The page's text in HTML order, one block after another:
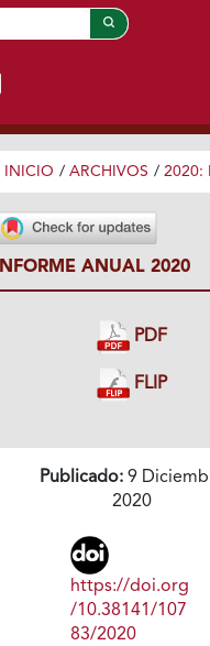
INICIO / ARCHIVOS / 2020:
INFORME ANUAL 2020
PDF
FLIP
Publicado:9
2020
https://doi.org
/10.38141/107
83/2020